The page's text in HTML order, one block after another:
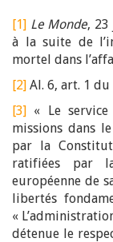
[1] Le Monde, 23
à la suite de
mortel dans
[2] Al. 6, art. 1 du
[3] « Le
missions dans
par la
ratifiées par
européenne de
libertés
«
détenue le